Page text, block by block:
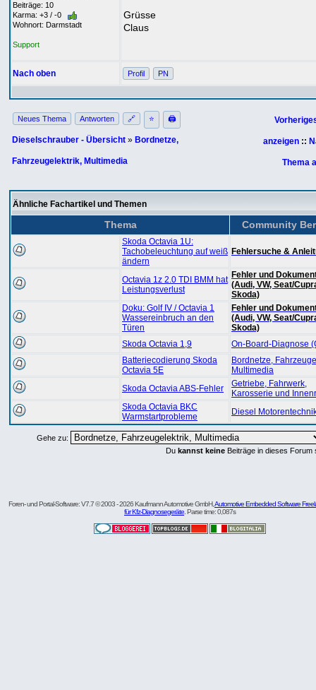
Beiträge: 10
Karma: +3 / -0
Wohnort: Darmstadt
Support
Grüsse
Claus
Nach oben Profil PN
Neues Thema Antworten 🔗 ⭐ 🖨
Dieselschrauber - Übersicht » Bordnetze,
Fahrzeugelektrik, Multimedia
anzeigen ::
Thema
Ähnliche Fachartikel und Themen
Thema Community
Skoda Octavia 1U:
Tachobeleuchtung auf weiß
ändern
Fehlersuche &
Octavia 1z 2.0 TDI BMM hat
Leistungsverlust
Fehler und
(Audi, VW, Seat/
Skoda)
Doku: Golf IV / Octavia 1
Wassereinbruch an den
Türen
Fehler und
(Audi, VW, Seat/
Skoda)
Skoda Octavia 1,9
On-Board-Diagnose
Batteriecodierung Skoda
Octavia 5E
Bordnetze,
Multimedia
Skoda Octavia ABS-Fehler
Getriebe, Fahrwerk,
Karosserie und
Skoda Octavia BKC
Warmstartprobleme
Diesel
Gehe zu:
Du kannst keine Beiträge in dieses Forum
Foren- und Portal-Software: V7.7 © 2003 - 2026 Kaufmann Automotive GmbH,Automotive Embedded Software
für Kfz-Diagnosegeräte . Parse time: 0,087s